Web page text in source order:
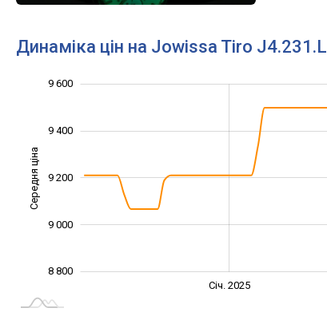
Динаміка цін на Jowissa Tiro J4.231.L
Середня ціна 8 800
8 800
9 000
9 200
9 400
9 600
Січ. 2025